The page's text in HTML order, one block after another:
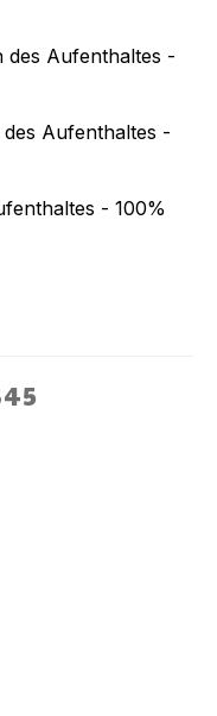
des Aufenthaltes -
Aufenthaltes -
- 100%